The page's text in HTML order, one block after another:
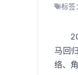
标签：
马回
络、